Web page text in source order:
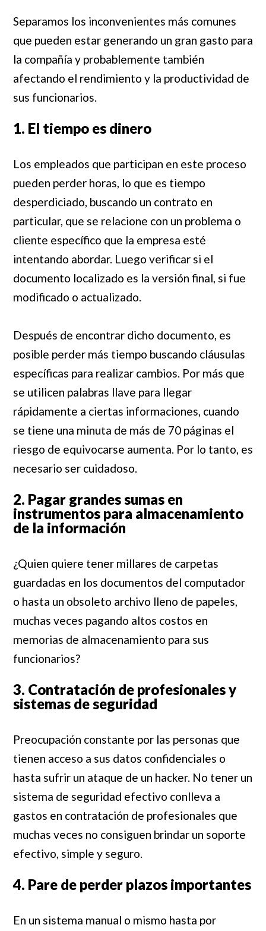
Separamos los inconvenientes más comunes
que pueden estar generando un gran gasto para
la compañía y probablemente también
afectando el rendimiento y la productividad de
sus funcionarios.
1. El tiempo es dinero
Los empleados que participan en este proceso
pueden perder horas, lo que es tiempo
desperdiciado, buscando un contrato en
particular, que se relacione con un problema o
cliente específico que la empresa esté
intentando abordar. Luego verificar si el
documento localizado es la versión final, si fue
modificado o actualizado.
Después de encontrar dicho documento, es
posible perder más tiempo buscando cláusulas
específicas para realizar cambios. Por más que
se utilicen palabras llave para llegar
rápidamente a ciertas informaciones, cuando
se tiene una minuta de más de 70 páginas el
riesgo de equivocarse aumenta. Por lo tanto, es
necesario ser cuidadoso.
2. Pagar grandes sumas en
instrumentos para almacenamiento
de la información
¿Quien quiere tener millares de carpetas
guardadas en los documentos del computador
o hasta un obsoleto archivo lleno de papeles,
muchas veces pagando altos costos en
memorias de almacenamiento para sus
funcionarios?
3. Contratación de profesionales y
sistemas de seguridad
Preocupación constante por las personas que
tienen acceso a sus datos confidenciales o
hasta sufrir un ataque de un hacker. No tener un
sistema de seguridad efectivo conlleva a
gastos en contratación de profesionales que
muchas veces no consiguen brindar un soporte
efectivo, simple y seguro.
4. Pare de perder plazos importantes
En un sistema manual o mismo hasta por